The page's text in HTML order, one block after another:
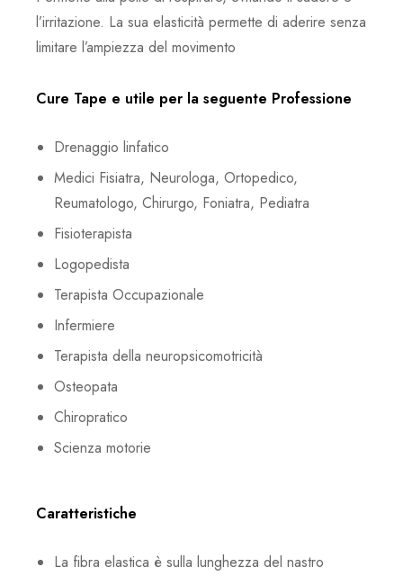
l’irritazione. La sua elasticità permette di aderire senza
limitare l’ampiezza del movimento
Cure Tape e utile per la seguente Professione
Drenaggio linfatico
Medici Fisiatra, Neurologa, Ortopedico,
Reumatologo, Chirurgo, Foniatra, Pediatra
Fisioterapista
Logopedista
Terapista Occupazionale
Infermiere
Terapista della neuropsicomotricità
Osteopata
Chiropratico
Scienza motorie
Caratteristiche
La fibra elastica è sulla lunghezza del nastro